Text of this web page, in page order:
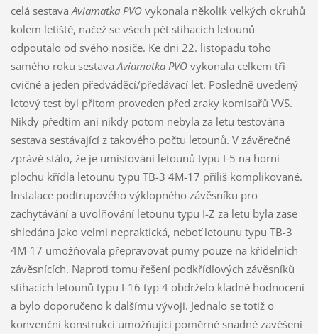
celá sestava Aviamatka PVOvykonala několik velkých okruhů
kolem letiště, načež se všech pět stíhacích letounů
odpoutalo od svého nosiče. Ke dni 22. listopadu toho
samého roku sestava Aviamatka PVOvykonala celkem tři
cvičné a jeden předváděcí/předávací let. Posledně uvedený
letový test byl přitom proveden před zraky komisařů VVS.
Nikdy předtím ani nikdy potom nebyla za letu testována
sestava sestávající z takového počtu letounů. V závěrečné
zprávě stálo, že je umisťování letounů typu I-5 na horní
plochu křídla letounu typu TB-3 4M-17 příliš komplikované.
Instalace podtrupového výklopného závěsníku pro
zachytávání a uvolňování letounu typu I-Z za letu byla zase
shledána jako velmi nepraktická, neboť letounu typu TB-3
4M-17 umožňovala přepravovat pumy pouze na křídelních
závěsnících. Naproti tomu řešení podkřídlových závěsníků
stíhacích letounů typu I-16 typ 4 obdrželo kladné hodnocení
a bylo doporučeno k dalšímu vývoji. Jednalo se totiž o
konvenční konstrukci umožňující poměrně snadné zavěšení